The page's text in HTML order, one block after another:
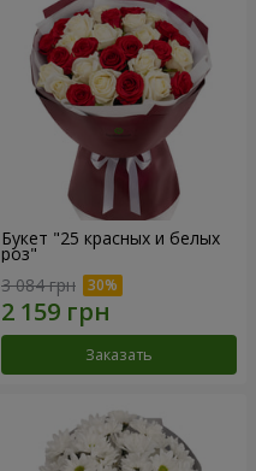
Букет "25 красных и белых
роз"
3 084 грн
Заказать